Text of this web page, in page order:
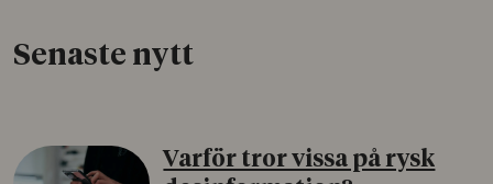
Senaste nytt
Varför tror vissa på rysk